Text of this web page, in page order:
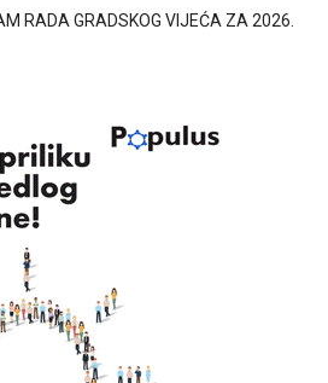
RADA GRADSKOG VIJEĆA ZA 2026.